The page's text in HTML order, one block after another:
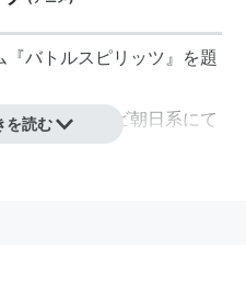
『バトルスピリッツ』を題
制作・テレビ朝日系にて
11日まで毎週日曜7:00-
を読む